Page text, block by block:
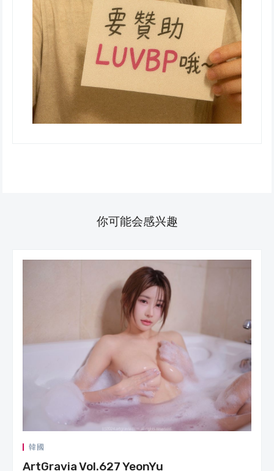
你可能会感兴趣
韓國
ArtGravia Vol.627 YeonYu